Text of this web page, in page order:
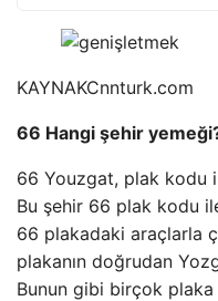
KAYNAKCnnturk.com
66 Hangi şehir
66 Youzgat, plak kodu
Bu şehir 66 plak kodu
66 plakadaki araçlarla
plakanın doğrudan
Bunun gibi birçok